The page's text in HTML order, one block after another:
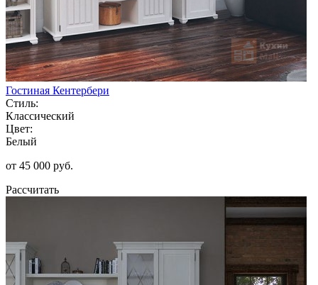
Гостиная Кентербери
Стиль:
Классический
Цвет:
Белый
от 45 000 руб.
Рассчитать